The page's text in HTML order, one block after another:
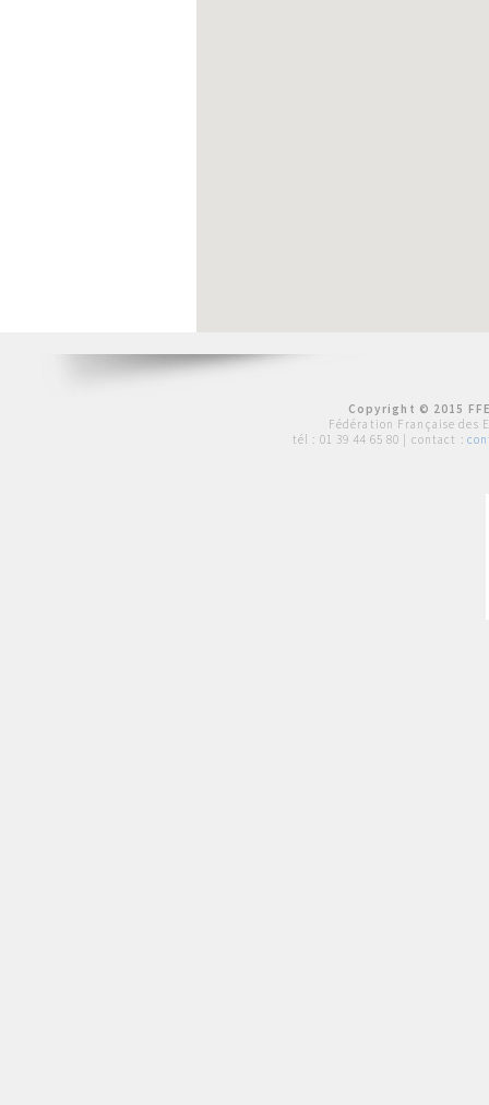
Copyright © 2015
Fédération Française des
tél : 01 39 44 65 80 | contact :